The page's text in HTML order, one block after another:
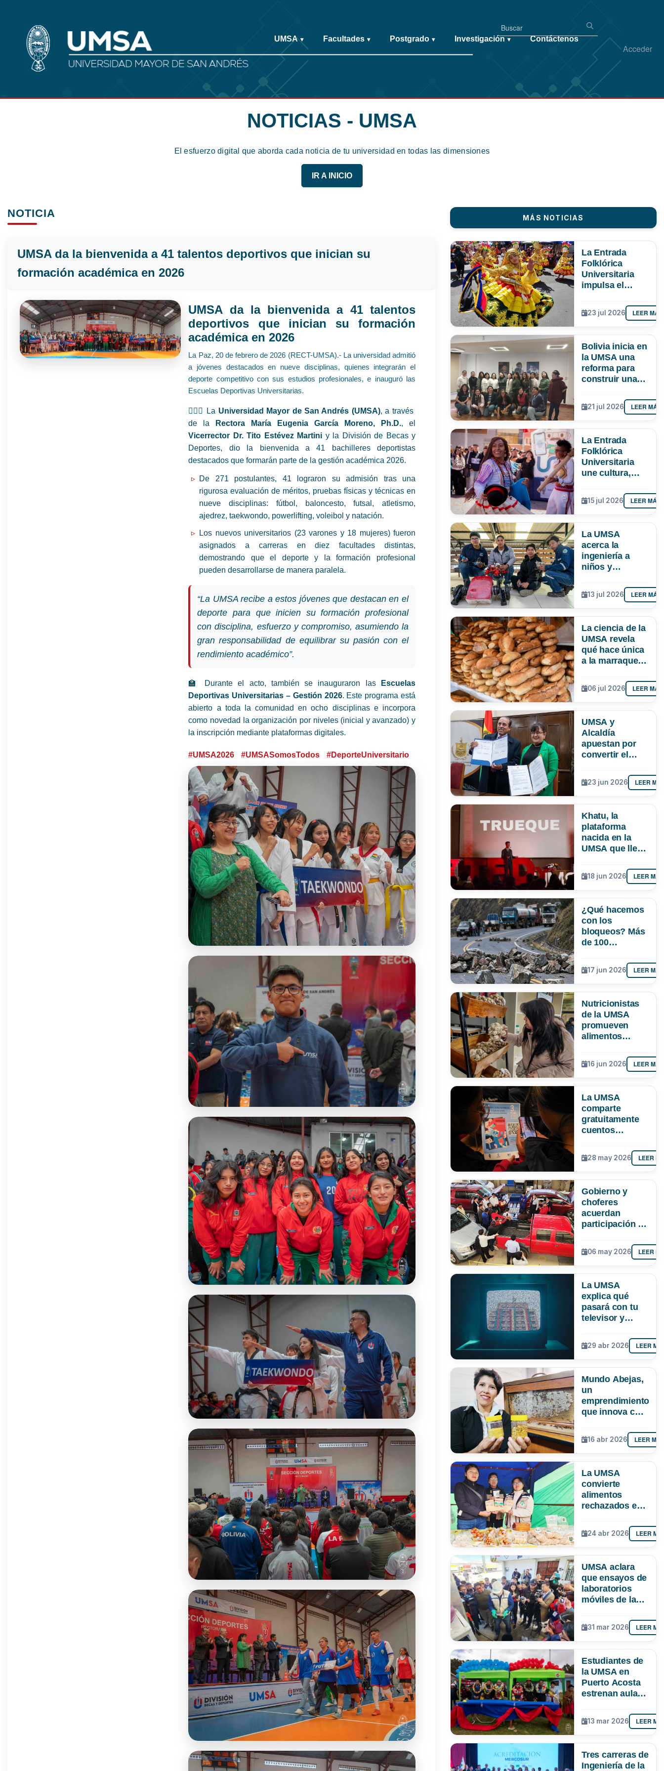
Acceder
UMSA ▾ Facultades ▾ Postgrado ▾ Investigación ▾ Contáctenos
NOTICIAS - UMSA
El esfuerzo digital que aborda cada noticia de tu universidad en todas las dimensiones
IR A INICIO
NOTICIA
UMSA da la bienvenida a 41 talentos deportivos que inician su
formación académica en 2026
UMSA da la bienvenida a 41 talentos
deportivos que inician su formación
académica en 2026
La Paz, 20 de febrero de 2026 (RECT-UMSA).- La universidad admitió
a jóvenes destacados en nueve disciplinas, quienes integrarán el
deporte competitivo con sus estudios profesionales, e inauguró las
Escuelas Deportivas Universitarias.
🤾🏻‍♀️ La Universidad Mayor de San Andrés (UMSA), a través
de la
Rectora María Eugenia García Moreno, Ph.D., el
Vicerrector Dr. Tito Estévez Martini y la División de Becas y
Deportes, dio la bienvenida a 41 bachilleres deportistas
destacados que formarán parte de la gestión académica 2026.
De 271 postulantes, 41 lograron su admisión tras una
rigurosa evaluación de méritos, pruebas físicas y técnicas en
nueve disciplinas: fútbol, baloncesto, futsal, atletismo,
ajedrez, taekwondo, powerlifting, voleibol y natación.
Los nuevos universitarios (23 varones y 18 mujeres) fueron
asignados a carreras en diez facultades distintas,
demostrando que el deporte y la formación profesional
pueden desarrollarse de manera paralela.
“La UMSA recibe a estos jóvenes que destacan en el
deporte para que inicien su formación profesional
con disciplina, esfuerzo y compromiso, asumiendo la
gran responsabilidad de equilibrar su pasión con el
rendimiento académico”.
🏫 Durante el acto, también se inauguraron las
Escuelas
Deportivas Universitarias – Gestión 2026. Este programa está
abierto a toda la comunidad en ocho disciplinas e incorpora
como novedad la organización por niveles (inicial y avanzado) y
la inscripción mediante plataformas digitales.
#UMSA2026 #UMSASomosTodos #DeporteUniversitario
MÁS NOTICIAS
La Entrada
Folklórica
Universitaria
impulsa el
mueve más de
Bs 19 MM en La
Paz
23 jul 2026 LEER MÁS
Bolivia inicia en
la UMSA una
reforma para
construir una
21 jul 2026 LEER MÁS
La Entrada
Folklórica
Universitaria
une cultura,
impulsa más de
Bs 19 MM para
la economía
15 jul 2026 LEER MÁS
La UMSA
acerca la
ingeniería a
niños y
con un curso de
robótica
13 jul 2026 LEER MÁS
La ciencia de la
UMSA revela
qué hace única
a la marraqueta
06 jul 2026 LEER MÁS
UMSA y
Alcaldía
apuestan por
convertir el
en soluciones
para La Paz
23 jun 2026 LEER
Khatu, la
plataforma
nacida en la
UMSA que lleva
era digital en
Latinoamérica
18 jun 2026 LEER MÁS
¿Qué hacemos
con los
bloqueos? Más
de 100
la UMSA entran
al debate con
alternativas
perjuicio
17 jun 2026 LEER MÁS
Nutricionistas
de la UMSA
promueven
alimentos
alternativa
saludable frente
precios
16 jun 2026 LEER MÁS
La UMSA
comparte
gratuitamente
cuentos
lectura en
tiempos de
28 may 2026 LEER
Gobierno y
choferes
acuerdan
participación de
verificación de
la gasolina
06 may 2026 LEER
La UMSA
explica qué
pasará con tu
televisor y
quedarte sin
señal ante el
apagón
29 abr 2026 LEER
Mundo Abejas,
un
emprendimiento
que innova con
hasta con
apiterapia
16 abr 2026 LEER
La UMSA
convierte
alimentos
rechazados en
24 abr 2026 LEER
UMSA aclara
que ensayos de
laboratorios
móviles de la
no evaluaron
contenido de
manganeso ni
existentes
31 mar 2026 LEER
Estudiantes de
la UMSA en
Puerto Acosta
estrenan aula
y laboratorio
13 mar 2026 LEER
Tres carreras de
Ingeniería de la